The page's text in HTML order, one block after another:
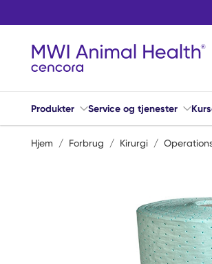
Produkter Service og tjenester
Hjem / Forbrug / Kirurgi /